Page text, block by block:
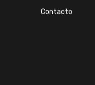
Contacto